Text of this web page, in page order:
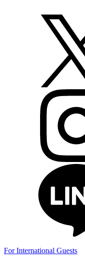
For International Guests